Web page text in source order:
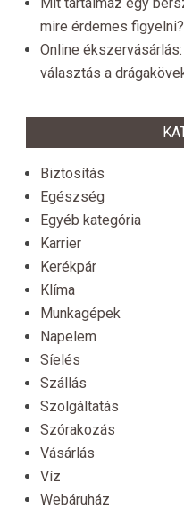
mire érdemes figyelni?
Online
választás a
Biztosítás
Egészség
Egyéb kategória
Karrier
Kerékpár
Klíma
Munkagépek
Napelem
Síelés
Szállás
Szolgáltatás
Szórakozás
Vásárlás
Víz
Webáruház